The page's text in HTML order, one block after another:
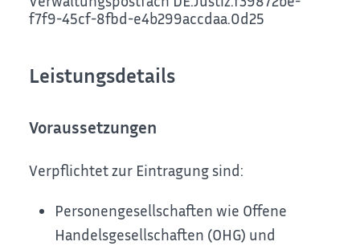
f7f9-45cf-8fbd-e4b299accdaa.0d25
Leistungsdetails
Voraussetzungen
Verpflichtet zur Eintragung sind:
Personengesellschaften wie Offene
Handelsgesellschaften (OHG) und